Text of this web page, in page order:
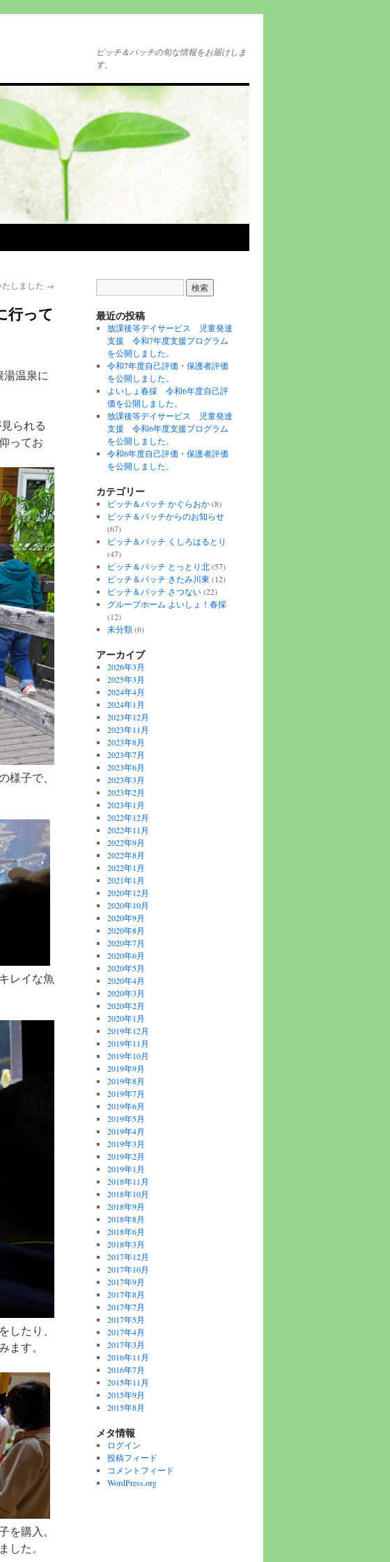
ピッチ＆パッチの旬な情報をお届けしま
す。
しました →
行って
温泉に
られる
ってお
様子で、
レイな魚
たり、
す。
購入。
た。
最近の投稿
放課後等デイサービス 児童発達
支援 令和7年度支援プログラム
を公開しました。
令和7年度自己評価・保護者評価
を公開しました。
よいしょ春採 令和6年度自己評
価を公開しました。
放課後等デイサービス 児童発達
支援 令和6年度支援プログラム
を公開しました。
令和6年度自己評価・保護者評価
を公開しました。
カテゴリー
ピッチ＆パッチ かぐらおか(8)
ピッチ＆パッチからのお知らせ
(67)
ピッチ＆パッチ くしろはるとり
(47)
ピッチ＆パッチ とっとり北(57)
ピッチ＆パッチ きたみ川東 (12)
ピッチ＆パッチ さつない(22)
グループホーム よいしょ！春採
(12)
未分類(6)
アーカイブ
2026年3月
2025年3月
2024年4月
2024年1月
2023年12月
2023年11月
2023年8月
2023年7月
2023年6月
2023年3月
2023年2月
2023年1月
2022年12月
2022年11月
2022年9月
2022年8月
2022年1月
2021年1月
2020年12月
2020年10月
2020年9月
2020年8月
2020年7月
2020年6月
2020年5月
2020年4月
2020年3月
2020年2月
2020年1月
2019年12月
2019年11月
2019年10月
2019年9月
2019年8月
2019年7月
2019年6月
2019年5月
2019年4月
2019年3月
2019年2月
2019年1月
2018年11月
2018年10月
2018年9月
2018年8月
2018年6月
2018年3月
2017年12月
2017年10月
2017年9月
2017年8月
2017年7月
2017年5月
2017年4月
2017年3月
2016年11月
2016年7月
2015年11月
2015年9月
2015年8月
メタ情報
ログイン
投稿フィード
コメントフィード
WordPress.org